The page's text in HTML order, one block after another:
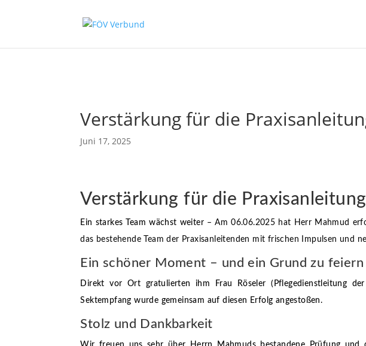
Verstärkung für die
Juni 17, 2025
Verstärkung für die
Ein starkes Team wächst weiter – Am 06.06.2025 hat Herr Mahmud
das bestehende Team der Praxisanleitenden mit frischen Impulsen und
Ein schöner Moment – und ein Grund zu feiern
Direkt vor Ort gratulierten ihm Frau Röseler (Pflegedienstleitung
Sektempfang wurde gemeinsam auf diesen Erfolg angestoßen.
Stolz und Dankbarkeit